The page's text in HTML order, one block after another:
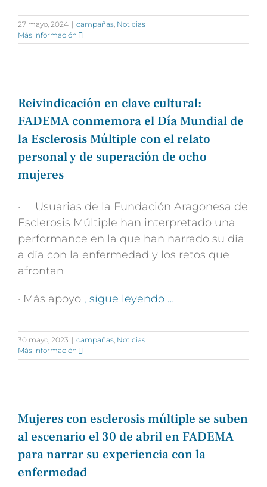
27 mayo, 2024 | campañas, Noticias
Más información
Reivindicación en clave cultural:
FADEMA conmemora el Día Mundial de
la Esclerosis Múltiple con el relato
personal y de superación de ocho
mujeres
· Usuarias de la Fundación Aragonesa de
Esclerosis Múltiple han interpretado una
performance en la que han narrado su día
a día con la enfermedad y los retos que
afrontan
· Más apoyo , sigue leyendo …
30 mayo, 2023 | campañas, Noticias
Más información
Mujeres con esclerosis múltiple se suben
al escenario el 30 de abril en FADEMA
para narrar su experiencia con la
enfermedad